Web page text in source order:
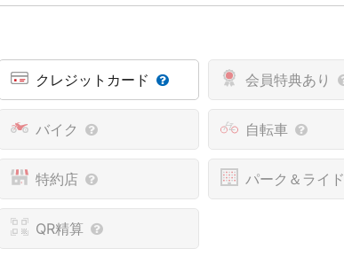
クレジットカード 会員特典あり
バイク 自転車
特約店 パーク＆ライド
QR精算